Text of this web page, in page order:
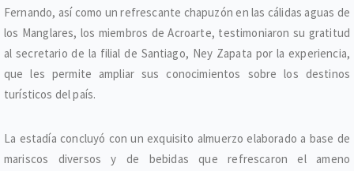
Fernando, así como un refrescante chapuzón en las cálidas aguas de
los Manglares, los miembros de Acroarte, testimoniaron su gratitud
al secretario de la filial de Santiago, Ney Zapata por la experiencia,
que les permite ampliar sus conocimientos sobre los destinos
turísticos del país.
La estadía concluyó con un exquisito almuerzo elaborado a base de
mariscos diversos y de bebidas que refrescaron el ameno